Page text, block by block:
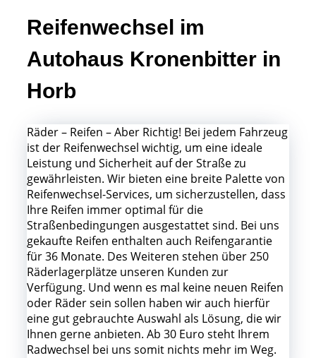
Reifenwechsel im
Autohaus Kronenbitter in
Horb
Räder – Reifen – Aber Richtig! Bei jedem Fahrzeug
ist der Reifenwechsel wichtig, um eine ideale
Leistung und Sicherheit auf der Straße zu
gewährleisten. Wir bieten eine breite Palette von
Reifenwechsel-Services, um sicherzustellen, dass
Ihre Reifen immer optimal für die
Straßenbedingungen ausgestattet sind. Bei uns
gekaufte Reifen enthalten auch Reifengarantie
für 36 Monate. Des Weiteren stehen über 250
Räderlagerplätze unseren Kunden zur
Verfügung. Und wenn es mal keine neuen Reifen
oder Räder sein sollen haben wir auch hierfür
eine gut gebrauchte Auswahl als Lösung, die wir
Ihnen gerne anbieten. Ab 30 Euro steht Ihrem
Radwechsel bei uns somit nichts mehr im Weg.